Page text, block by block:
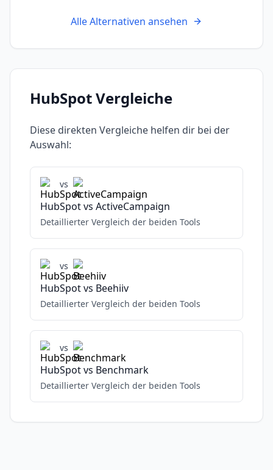
Alle Alternativen ansehen
HubSpotVergleiche
Diese direkten Vergleiche helfen dir bei der
Auswahl:
vs
HubSpotvs ActiveCampaign
Detaillierter Vergleich der beiden Tools
vs
HubSpotvs Beehiiv
Detaillierter Vergleich der beiden Tools
vs
HubSpotvs Benchmark
Detaillierter Vergleich der beiden Tools